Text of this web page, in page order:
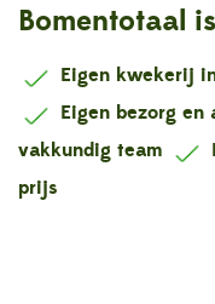
Bomentotaal
Eigen kwekerij
Eigen bezorg en
vakkundig team
prijs